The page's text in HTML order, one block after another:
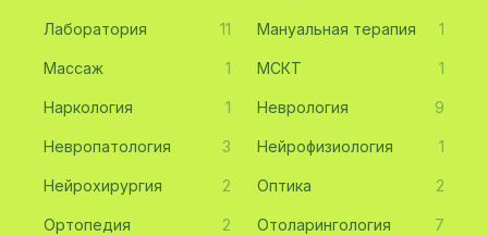
Лаборатория 11 Мануальная терапия 1
Массаж 1 МСКТ 1
Наркология 1 Неврология 9
Невропатология 3 Нейрофизиология 1
Нейрохирургия 2 Оптика 2
Ортопедия 2 Отоларингология 7